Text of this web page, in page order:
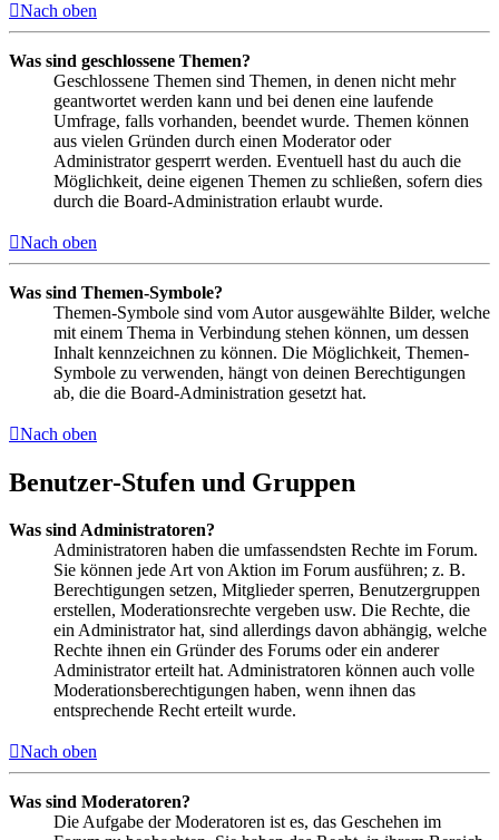
Nach oben
Was sind geschlossene Themen?
Geschlossene Themen sind Themen, in denen nicht mehr
geantwortet werden kann und bei denen eine laufende
Umfrage, falls vorhanden, beendet wurde. Themen können
aus vielen Gründen durch einen Moderator oder
Administrator gesperrt werden. Eventuell hast du auch die
Möglichkeit, deine eigenen Themen zu schließen, sofern dies
durch die Board-Administration erlaubt wurde.
Nach oben
Was sind Themen-Symbole?
Themen-Symbole sind vom Autor ausgewählte Bilder, welche
mit einem Thema in Verbindung stehen können, um dessen
Inhalt kennzeichnen zu können. Die Möglichkeit, Themen-
Symbole zu verwenden, hängt von deinen Berechtigungen
ab, die die Board-Administration gesetzt hat.
Nach oben
Benutzer-Stufen und Gruppen
Was sind Administratoren?
Administratoren haben die umfassendsten Rechte im Forum.
Sie können jede Art von Aktion im Forum ausführen; z. B.
Berechtigungen setzen, Mitglieder sperren, Benutzergruppen
erstellen, Moderationsrechte vergeben usw. Die Rechte, die
ein Administrator hat, sind allerdings davon abhängig, welche
Rechte ihnen ein Gründer des Forums oder ein anderer
Administrator erteilt hat. Administratoren können auch volle
Moderationsberechtigungen haben, wenn ihnen das
entsprechende Recht erteilt wurde.
Nach oben
Was sind Moderatoren?
Die Aufgabe der Moderatoren ist es, das Geschehen im